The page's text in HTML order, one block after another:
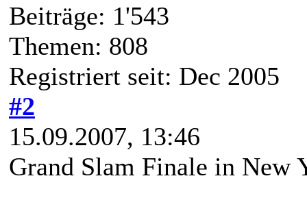
Beiträge: 1'543
Themen: 808
Registriert seit: Dec 2005
#2
15.09.2007, 13:46
Grand Slam Finale in New